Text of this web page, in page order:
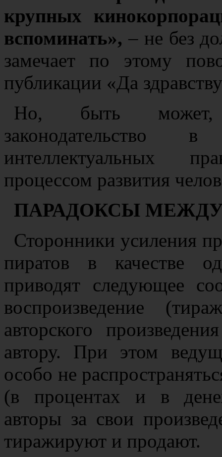
крупных
вспоминать», – не без
замечает по этому
публикации «Да
Но, быть может,
интеллектуальных
процессом развития
ПАРАДОКСЫ
Сторонники усиления
пиратов в качестве
приводят следующее
воспроизведение
авторского
автору. При этом
особо не
(в процентах и в
авторы за свои
тиражируют и продают.